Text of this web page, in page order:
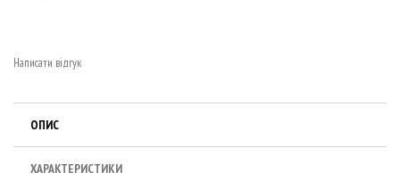
Написати відгук
ОПИС
ХАРАКТЕРИСТИКИ